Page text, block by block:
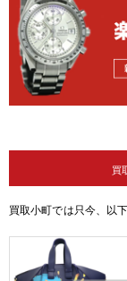
買
買取小町では只今、以